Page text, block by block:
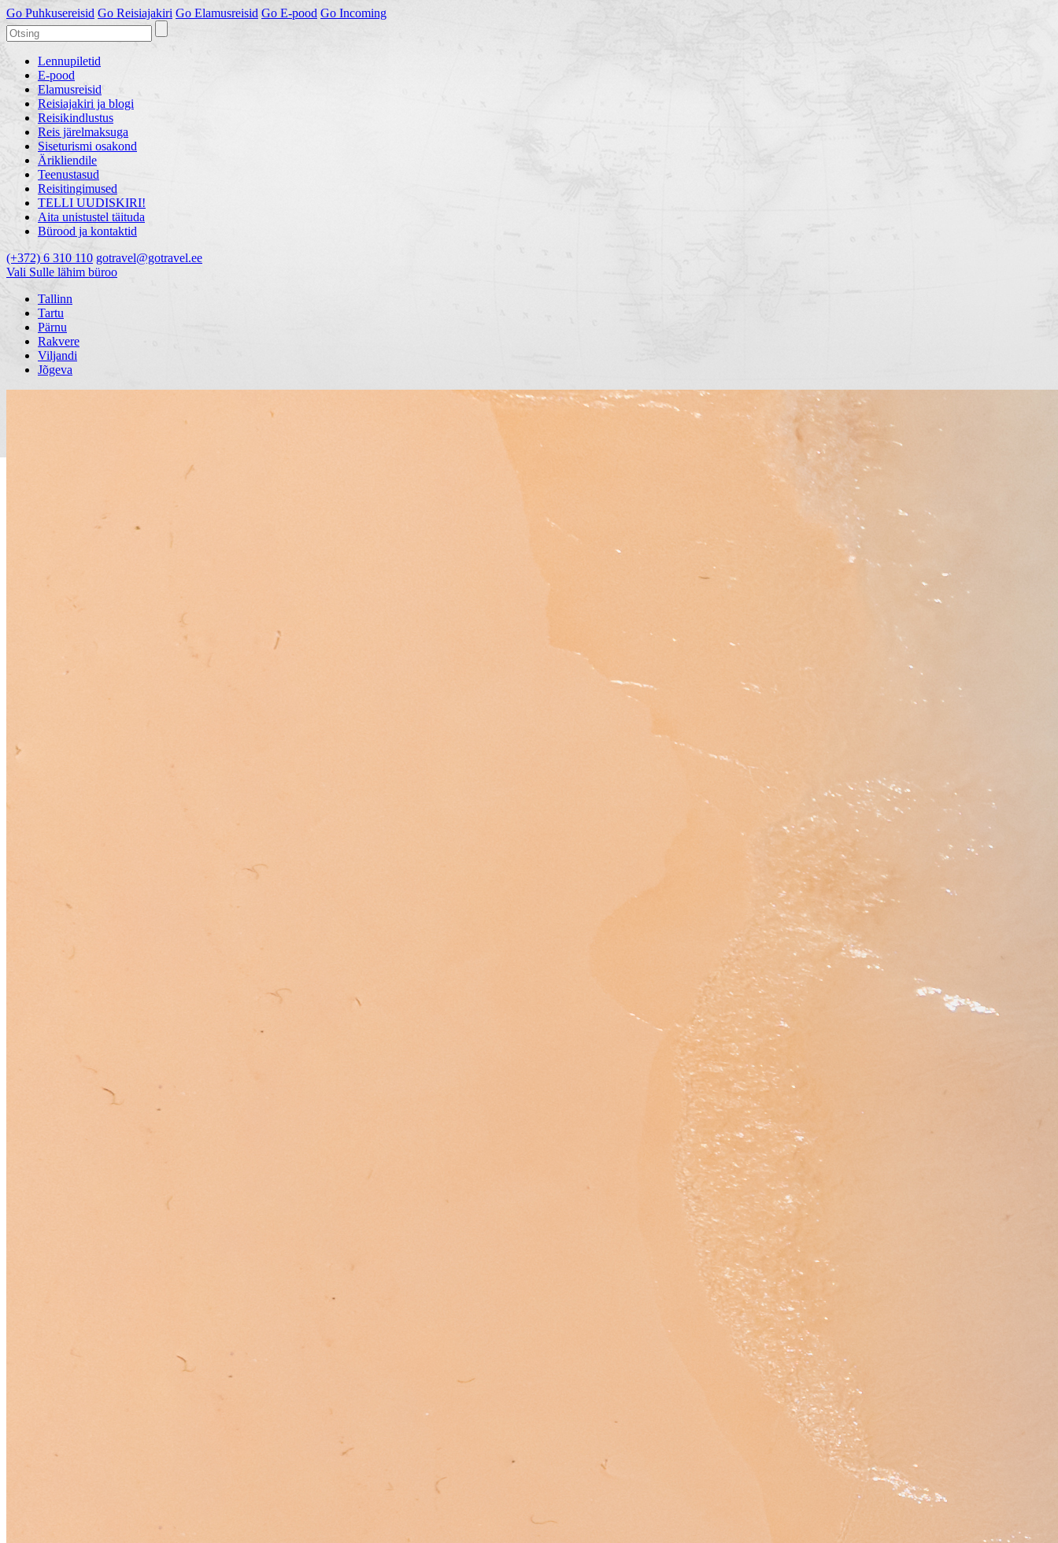
Go Puhkusereisid Go Reisiajakiri Go Elamusreisid Go E-pood Go Incoming
Lennupiletid
E-pood
Elamusreisid
Reisiajakiri ja blogi
Reisikindlustus
Reis järelmaksuga
Siseturismi osakond
Ärikliendile
Teenustasud
Reisitingimused
TELLI UUDISKIRI!
Aita unistustel täituda
Bürood ja kontaktid
(+372) 6 310 110 gotravel@gotravel.ee
Vali Sulle lähim büroo
Tallinn
Tartu
Pärnu
Rakvere
Viljandi
Jõgeva